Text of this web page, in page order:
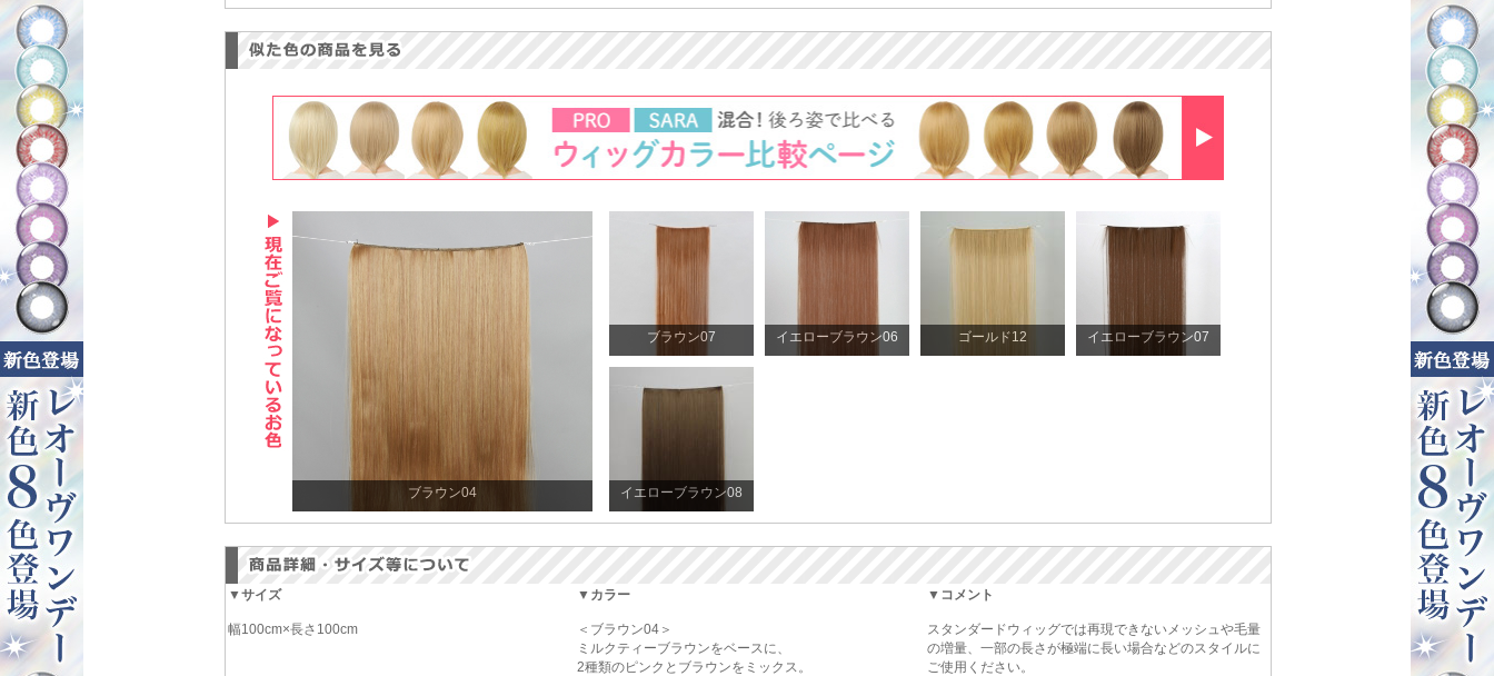
ブラウン04
ブラウン07 イエローブラウン06 ゴールド12 イエローブラウン07
イエローブラウン08
▼サイズ
幅100cm×長さ100cm
▼カラー
＜ブラウン04＞
ミルクティーブラウンをベースに、
2種類のピンクとブラウンをミックス。
▼コメント
スタンダードウィッグでは再現できないメッシュや毛量
の増量、一部の長さが極端に長い場合などのスタイルに
ご使用ください。